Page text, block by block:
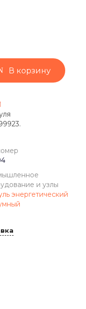
В корзину
и узлы
энергетический